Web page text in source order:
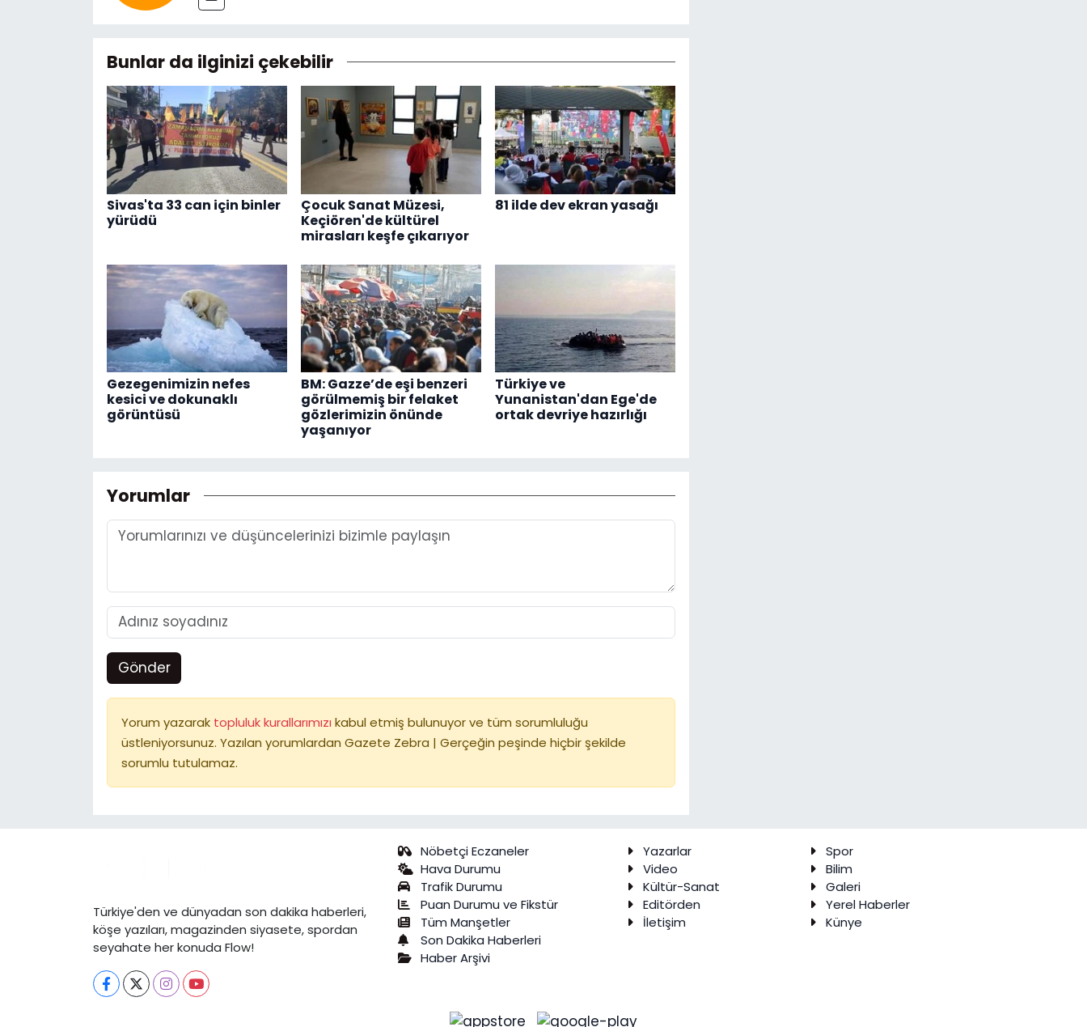
Bunlar da ilginizi çekebilir
Sivas'ta 33 can için binler
yürüdü
Çocuk Sanat Müzesi,
Keçiören'de kültürel
mirasları keşfe çıkarıyor
81 ilde dev ekran yasağı
Gezegenimizin nefes
kesici ve dokunaklı
görüntüsü
BM: Gazze’de eşi benzeri
görülmemiş bir felaket
gözlerimizin önünde
yaşanıyor
Türkiye ve
Yunanistan'dan Ege'de
ortak devriye hazırlığı
Yorumlar
Gönder
Yorum yazarak topluluk kurallarımızı kabul etmiş bulunuyor ve tüm sorumluluğu
üstleniyorsunuz. Yazılan yorumlardan Gazete Zebra | Gerçeğin peşinde hiçbir şekilde
sorumlu tutulamaz.
Türkiye'den ve dünyadan son dakika haberleri,
köşe yazıları, magazinden siyasete, spordan
seyahate her konuda Flow!
Nöbetçi Eczaneler
Hava Durumu
Trafik Durumu
Puan Durumu ve Fikstür
Tüm Manşetler
Son Dakika Haberleri
Haber Arşivi
Yazarlar
Spor
Video
Bilim
Kültür-Sanat
Galeri
Editörden
Yerel Haberler
İletişim
Künye